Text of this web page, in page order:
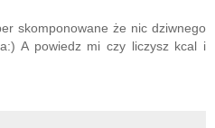
skomponowane że nic dziwnego
A powiedz mi czy liczysz kcal i